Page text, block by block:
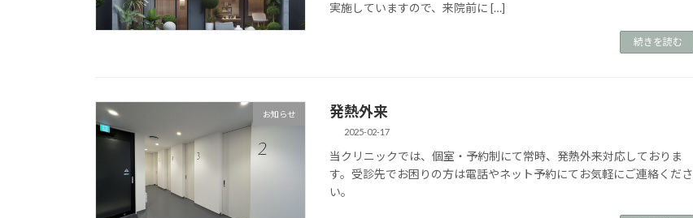
実施していますので、来院前に […]
続きを読む
お知らせ 発熱外来
2025-02-17
当クリニックでは、個室・予約制にて常時、発熱外来対応しておりま
す。受診先でお困りの方は電話やネット予約にてお気軽にご連絡くださ
い。